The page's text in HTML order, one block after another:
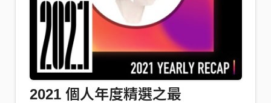
2021 個人年度精選之最